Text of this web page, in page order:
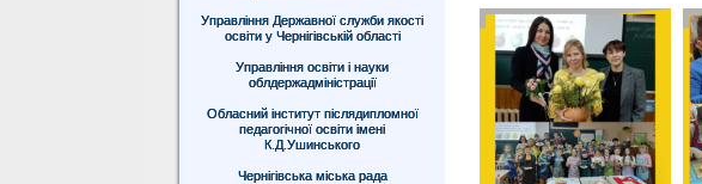
Управління Державної служби якості
освіти у Чернігівській області
Управління освіти і науки
облдержадміністрації
Обласний інститут післядипломної
педагогічної освіти імені
К.Д.Ушинського
Чернігівська міська рада